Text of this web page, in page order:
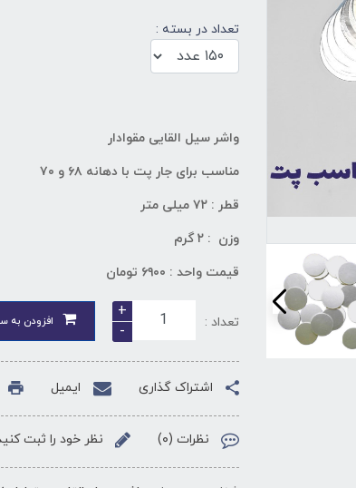
تعداد در بسته :
واشر سیل‌ القایی مقوادار
مناسب برای جار پت با دهانه ۶۸ و ۷۰
قطر : ۷۲ میلی متر
وزن : ۲ گرم
قیمت واحد : ۶۹۰۰ تومان
تعداد :
+
-
افزودن به
اشتراک گذاری ایمیل
نظرات (۰) نظر خود را ثبت